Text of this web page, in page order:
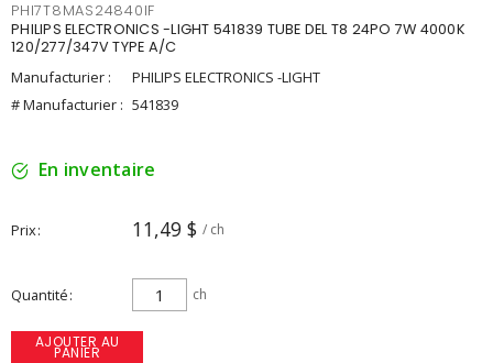
PHI7T8MAS24840IF
PHILIPS ELECTRONICS -LIGHT 541839 TUBE DEL T8 24PO 7W 4000K
120/277/347V TYPE A/C
Manufacturier :
PHILIPS ELECTRONICS -LIGHT
# Manufacturier : 541839
En inventaire
Prix 11,49 $ / ch
Quantité ch
AJOUTER AU
PANIER